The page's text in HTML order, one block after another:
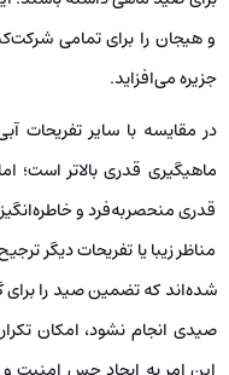
به عنوان یکی از بازی‌های
آبی دیگر، تجربه‌ای بی‌نظیر را
قیمت بیگ بال کیش: 150 هزار تومان
ماهیگیری در کیش
ماهیگیری به عنوان یکی از
جزیره زیبا و دوست‌داشتنی